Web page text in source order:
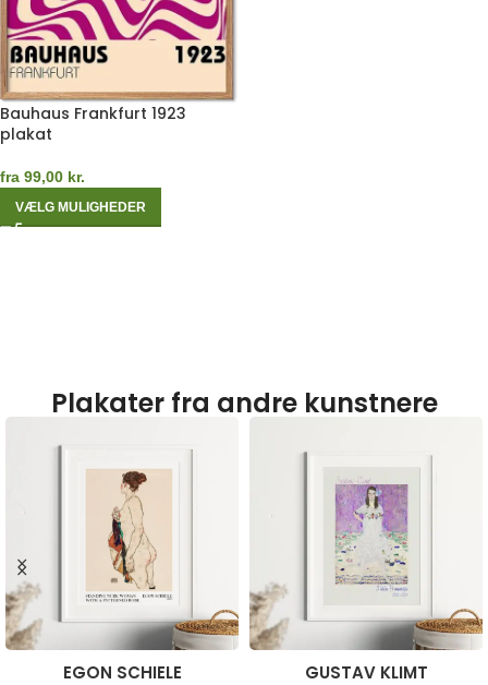
Bauhaus Frankfurt 1923
plakat
fra 99,00 kr.
VÆLG MULIGHEDER
Plakater fra andre kunstnere
EGON SCHIELE GUSTAV KLIMT